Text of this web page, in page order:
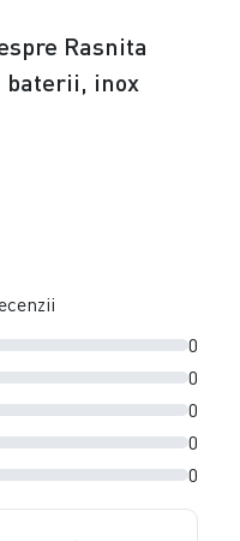
Rasnita
baterii, inox
0
0
0
0
0